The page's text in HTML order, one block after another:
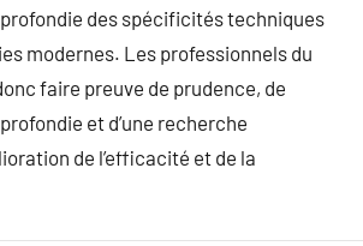
des spécificités techniques
modernes. Les professionnels du
faire preuve de prudence, de
et d’une recherche
de l’efficacité et de la